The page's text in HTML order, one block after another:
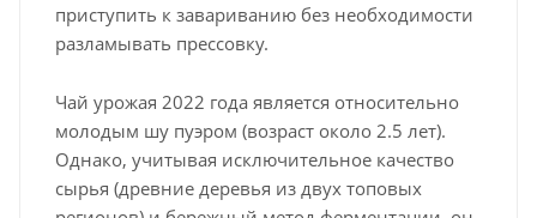
приступить к завариванию без необходимости
разламывать прессовку.
Чай урожая 2022 года является относительно
молодым шу пуэром (возраст около 2.5 лет).
Однако, учитывая исключительное качество
сырья (древние деревья из двух топовых